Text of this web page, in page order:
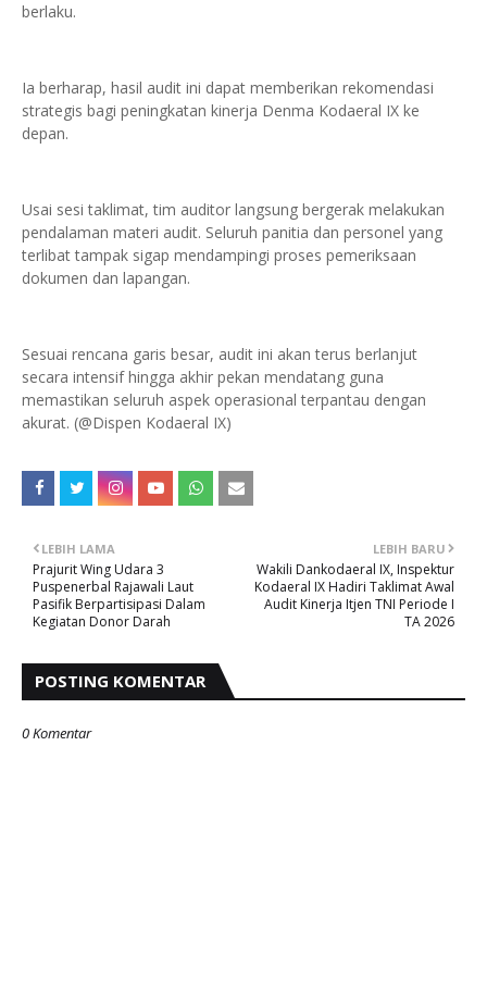
berlaku.
Ia berharap, hasil audit ini dapat memberikan rekomendasi
strategis bagi peningkatan kinerja Denma Kodaeral IX ke
depan.
Usai sesi taklimat, tim auditor langsung bergerak melakukan
pendalaman materi audit. Seluruh panitia dan personel yang
terlibat tampak sigap mendampingi proses pemeriksaan
dokumen dan lapangan.
Sesuai rencana garis besar, audit ini akan terus berlanjut
secara intensif hingga akhir pekan mendatang guna
memastikan seluruh aspek operasional terpantau dengan
akurat. (@Dispen Kodaeral IX)
LEBIH BARU
Wakili Dankodaeral IX, Inspektur
Kodaeral IX Hadiri Taklimat Awal
Audit Kinerja Itjen TNI Periode I
TA 2026
LEBIH LAMA
Prajurit Wing Udara 3
Puspenerbal Rajawali Laut
Pasifik Berpartisipasi Dalam
Kegiatan Donor Darah
POSTING KOMENTAR
0 Komentar